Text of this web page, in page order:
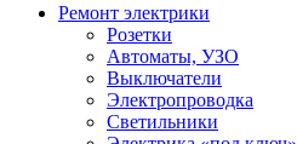
Ремонт электрики
Розетки
Автоматы, УЗО
Выключатели
Электропроводка
Светильники